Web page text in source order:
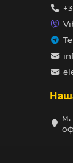
м.